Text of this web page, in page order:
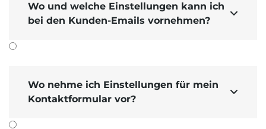
Wo und welche Einstellungen kann ich
bei den Kunden-Emails vornehmen?

Wo nehme ich Einstellungen für mein
Kontaktformular vor?
